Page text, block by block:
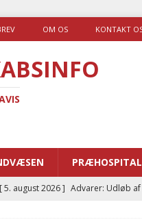
OM OS KONTAKT
PRÆHOSPITAL
[ 5. august 2026 ] Advarer: Udløb